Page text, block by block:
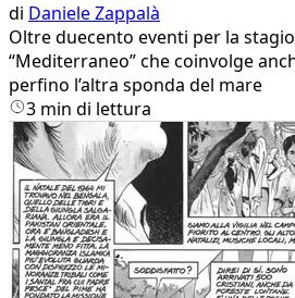
di Daniele Zappalà
Oltre duecento eventi per la
“Mediterraneo” che coinvolge
perfino l’altra sponda del mare
3 min di lettura